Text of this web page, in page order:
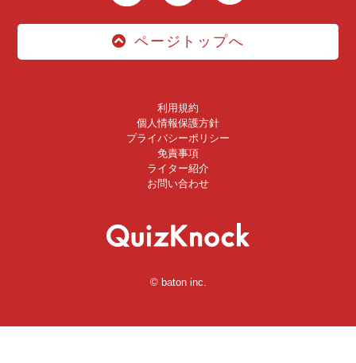
ページトップへ
利用規約
個人情報保護方針
プライバシーポリシー
免責事項
ライター紹介
お問い合わせ
© baton inc.